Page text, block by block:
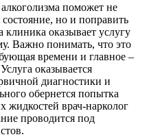
поможет не
состояние, но и поправить
оказывает услугу
Важно понимать, что это
времени и главное –
оказывается
диагностики и
обернется попытка
жидкостей врач-нарколог
проводится под